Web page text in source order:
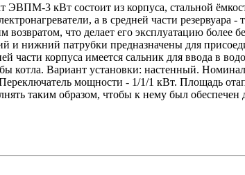
ЭВПМ-3 кВт состоит из корпуса, стальной
а в средней части
возвратом, что делает его эксплуатацию
нижний патрубки предназначены для
части корпуса имеется сальник для ввода в
котла. Вариант установки: настенный.
мощности - 1/1/1 кВт. Площадь
таким образом, чтобы к нему был